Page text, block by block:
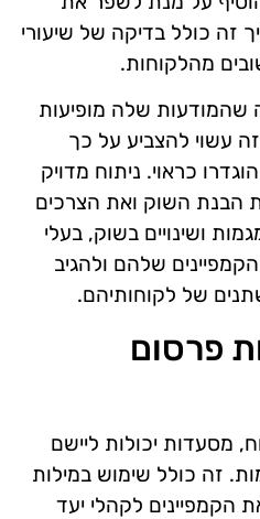
זה כולל בדיקה של שיעורי
מהלקוחות.
שלה מופיעות
זה עשוי להצביע על כך
כראוי. ניתוח מדויק
הבנת השוק ואת הצרכים
ושינויים בשוק, בעלי
שלהם ולהגיב
של לקוחותיהם.
פרסום
מסעדות יכולות ליישם
זה כולל שימוש במילות
הקמפיינים לקהלי יעד